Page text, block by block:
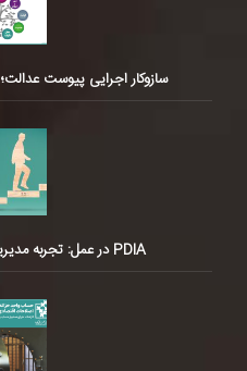
سازوکار اجرایی پیوست
PDIA در عمل: تجربه مدیریت تعارض منافع در ایران